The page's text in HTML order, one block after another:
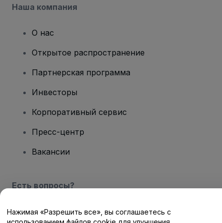
Наша компания
О нас
Открытое распространение
Партнерская программа
Инвесторы
Корпоративный сервис
Пресс-центр
Вакансии
Есть вопросы?
Центр помощи / Свяжитесь с нами
Нажимая «Разрешить все», вы соглашаетесь с